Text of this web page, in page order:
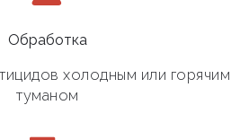
Обработка
холодным или горячим
туманом